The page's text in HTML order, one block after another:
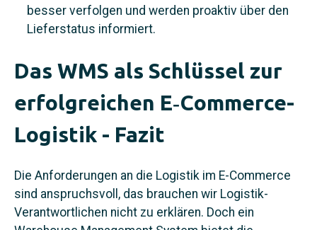
besser verfolgen und werden proaktiv über den
Lieferstatus informiert.
Das WMS als Schlüssel zur
erfolgreichen E‑Commerce-
Logistik - Fazit
Die Anforderungen an die Logistik im E‑Commerce
sind anspruchsvoll, das brauchen wir Logistik-
Verantwortlichen nicht zu erklären. Doch ein